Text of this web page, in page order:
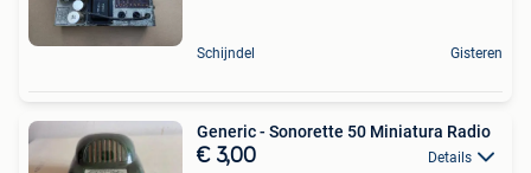
Schijndel Gisteren
Generic - Sonorette 50 Miniatura Radio
€ 3,00 Details